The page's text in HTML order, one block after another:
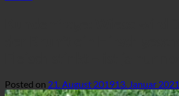
Posted on 21. August 201913. Januar 2021